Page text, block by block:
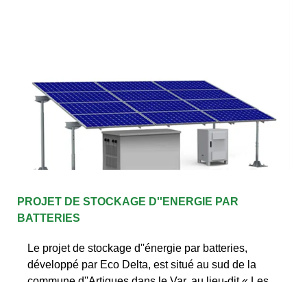
PROJET DE STOCKAGE D''ENERGIE PAR
BATTERIES
Le projet de stockage d''énergie par batteries,
développé par Eco Delta, est situé au sud de la